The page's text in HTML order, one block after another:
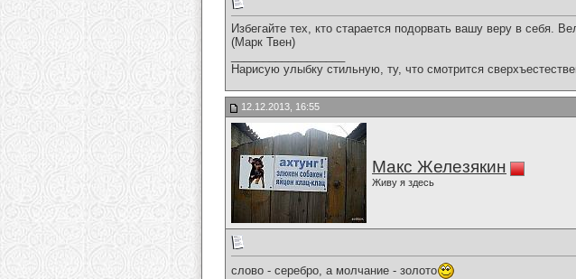
Избегайте тех, кто старается подорвать вашу веру в себя.
(Марк Твен)
Нарисую улыбку стильную, ту, что смотрится
12.12.2013, 16:55
Макс Железякин
Живу я здесь
слово - серебро, а молчание - золото